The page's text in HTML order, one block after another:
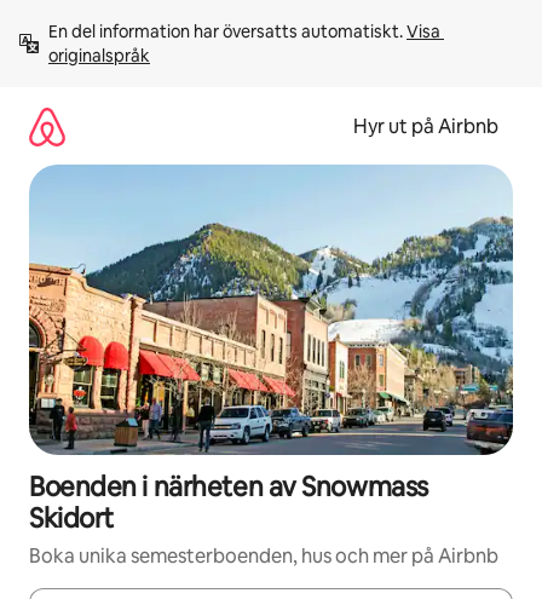
innehåll
En del information har översatts automatiskt. Visa
originalspråk
Hyr ut på Airbnb
Boenden i närheten av Snowmass
Skidort
Boka unika semesterboenden, hus och mer på Airbnb